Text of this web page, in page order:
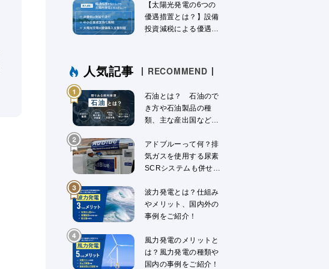
【太陽光発電の6つの
優遇措置とは？】設備
投資減税による優遇措
人気記事 RECOMMEND
石油とは？ 石油ので
き方や石油製品の種
類、主な産出国などに
アドブルーって何？排
気ガスを使用する尿素
SCRシステムも併せて
波力発電とは？仕組み
やメリット、国内外の
事例をご紹介！
風力発電のメリットと
は？風力発電の種類や
国内の事例をご紹介！